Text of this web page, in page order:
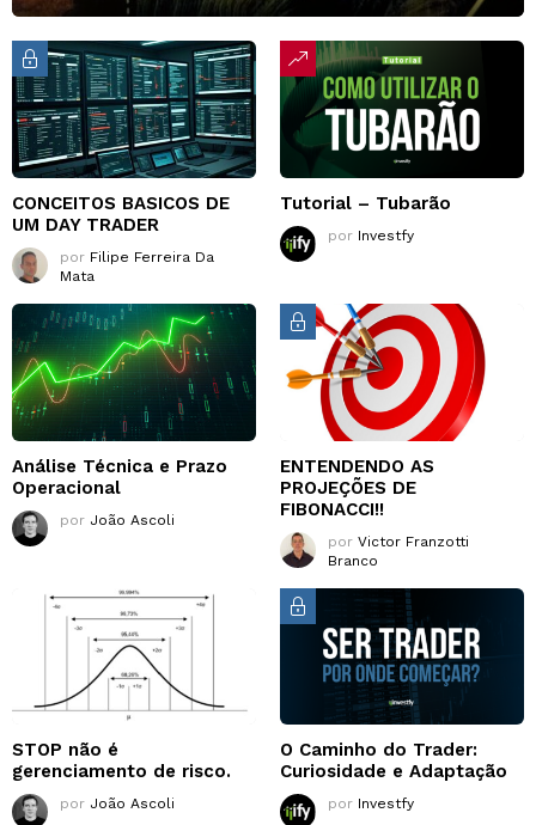
CONCEITOS BASICOS DE
UM DAY TRADER
por Filipe Ferreira Da
Mata
Tutorial – Tubarão
por Investfy
Análise Técnica e Prazo
Operacional
por João Ascoli
ENTENDENDO AS
PROJEÇÕES DE
FIBONACCI!!
por Victor Franzotti
Branco
STOP não é
gerenciamento de risco.
por João Ascoli
O Caminho do Trader:
Curiosidade e Adaptação
por Investfy